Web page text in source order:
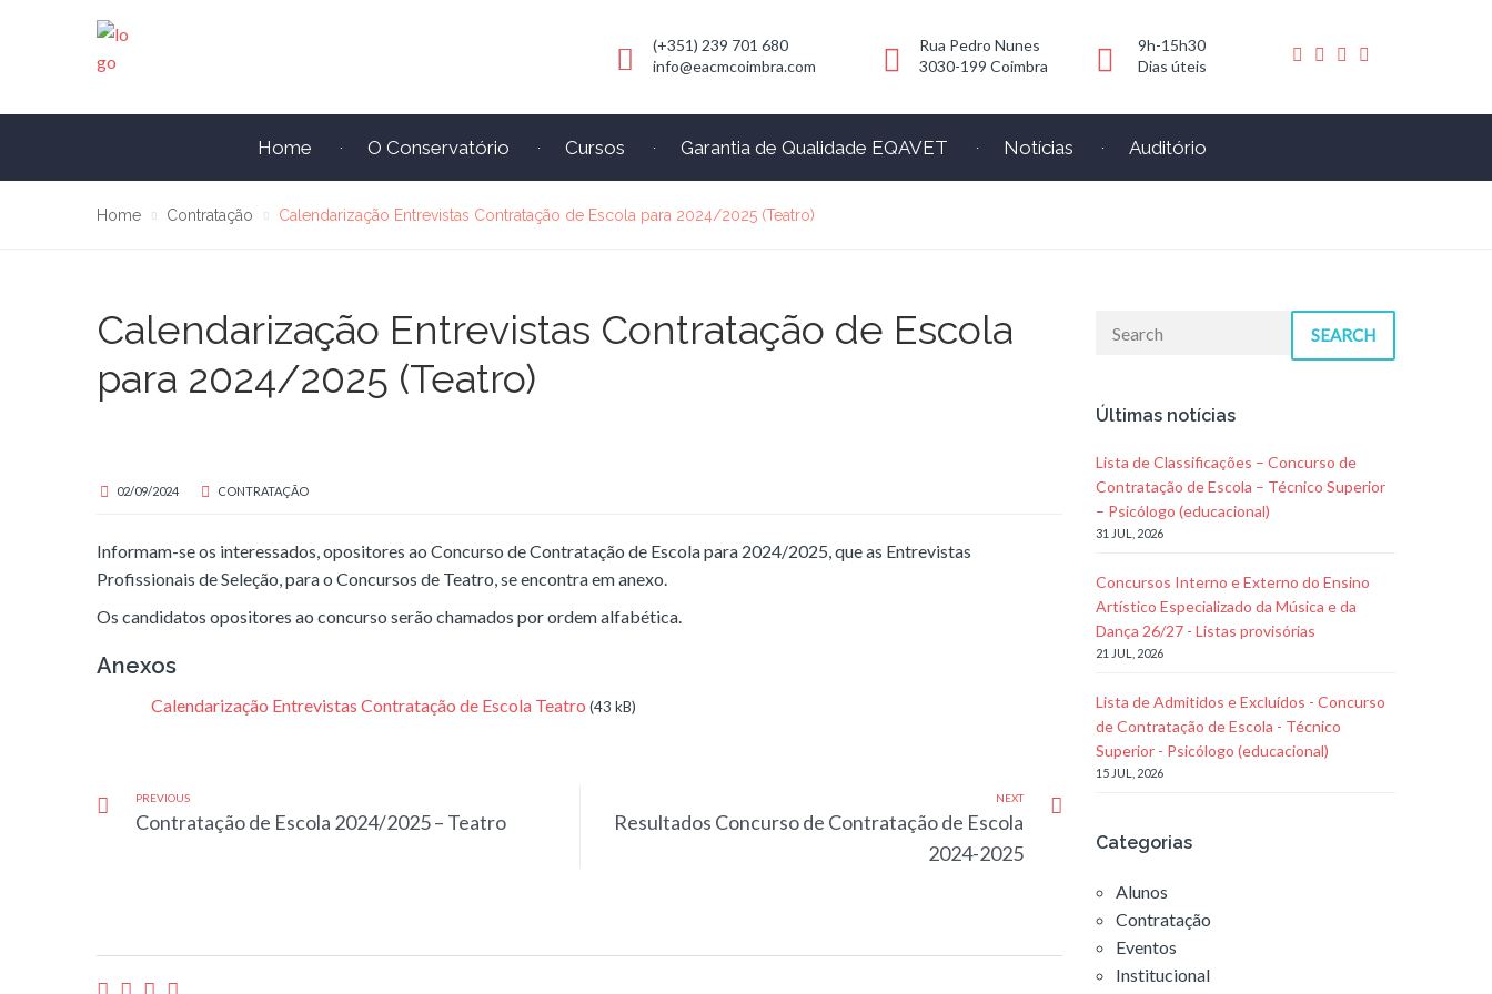
(+351) 239 701 680
info@eacmcoimbra.com
Rua Pedro Nunes
3030-199 Coimbra
9h-15h30
Dias úteis
Home O Conservatório Cursos Garantia de Qualidade EQAVET Notícias Auditório
Home Contratação Calendarização Entrevistas Contratação de Escola para 2024/2025 (Teatro)
Calendarização Entrevistas Contratação de Escola
para 2024/2025 (Teatro)
02/09/2024 CONTRATAÇÃO
Informam-se os interessados, opositores ao Concurso de Contratação de Escola para 2024/2025, que as Entrevistas
Profissionais de Seleção, para o Concursos de Teatro, se encontra em anexo.
Os candidatos opositores ao concurso serão chamados por ordem alfabética.
Anexos
Calendarização Entrevistas Contratação de Escola Teatro (43 kB)
PREVIOUS
Contratação de Escola 2024/2025 – Teatro
NEXT
Resultados Concurso de Contratação de Escola
2024-2025
SEARCH
Últimas notícias
Lista de Classificações – Concurso de
Contratação de Escola – Técnico Superior
– Psicólogo (educacional)
31 JUL, 2026
Concursos Interno e Externo do Ensino
Artístico Especializado da Música e da
Dança 26/27 - Listas provisórias
21 JUL, 2026
Lista de Admitidos e Excluídos - Concurso
de Contratação de Escola - Técnico
Superior - Psicólogo (educacional)
15 JUL, 2026
Categorias
Alunos
Contratação
Eventos
Institucional